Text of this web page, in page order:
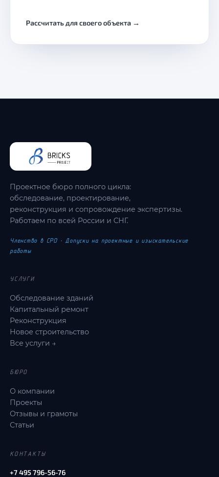
Рассчитать для своего объекта →
Проектное бюро полного цикла:
обследование, проектирование,
реконструкция и сопровождение экспертизы.
Работаем по всей России и СНГ.
Членство в СРО · Допуски на проектные и изыскательские
работы
УСЛУГИ
Обследование зданий
Капитальный ремонт
Реконструкция
Новое строительство
Все услуги →
БЮРО
О компании
Проекты
Отзывы и грамоты
Статьи
КОНТАКТЫ
+7 495 796-56-76